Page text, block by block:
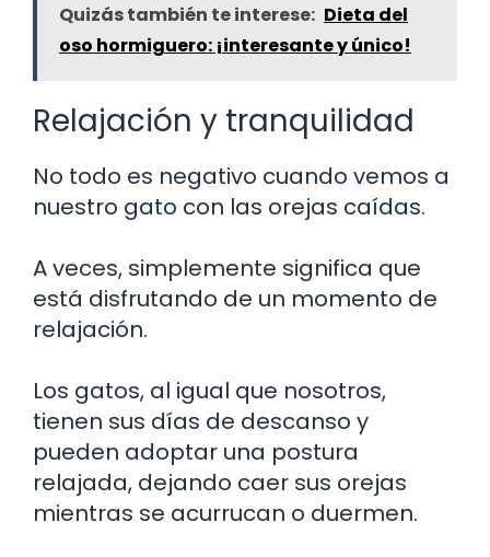
Quizás también te interese: Dieta del
oso hormiguero: ¡interesante y único!
Relajación y tranquilidad
No todo es negativo cuando vemos a
nuestro gato con las orejas caídas.
A veces, simplemente significa que
está disfrutando de un momento de
relajación.
Los gatos, al igual que nosotros,
tienen sus días de descanso y
pueden adoptar una postura
relajada, dejando caer sus orejas
mientras se acurrucan o duermen.